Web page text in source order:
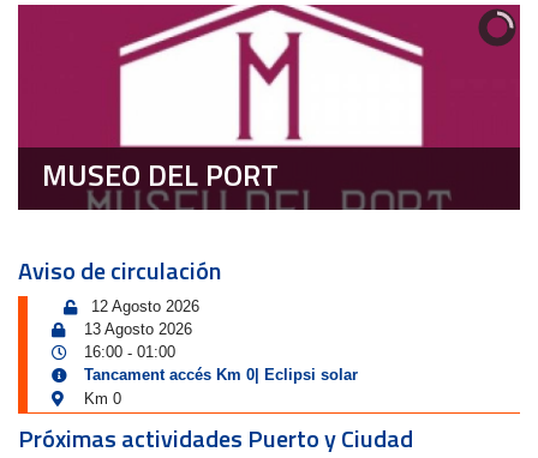
MUSEO DEL PORT
Aviso de circulación
12 Agosto 2026
13 Agosto 2026
16:00 - 01:00
Tancament accés Km 0| Eclipsi solar
Km 0
Próximas actividades Puerto y Ciudad